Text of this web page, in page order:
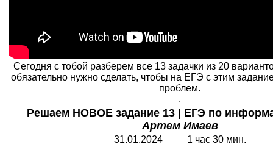
Сегодня с тобой разберем все 13 задачки из 20
обязательно нужно сделать, чтобы на ЕГЭ с этим
проблем.
.
Решаем НОВОЕ задание 13 | ЕГЭ по
Артем Имаев
31.01.2024 1 час 30 мин.